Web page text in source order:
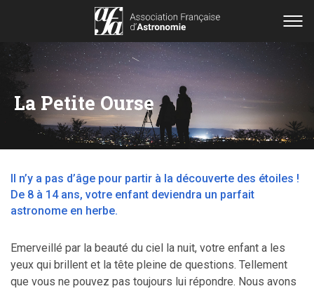
La Petite Ourse
Il n’y a pas d’âge pour partir à la découverte des étoiles !
De 8 à 14 ans, votre enfant deviendra un parfait
astronome en herbe.
​Emerveillé par la beauté du ciel la nuit, votre enfant a les
yeux qui brillent et la tête pleine de questions. Tellement
que vous ne pouvez pas toujours lui répondre. Nous avons